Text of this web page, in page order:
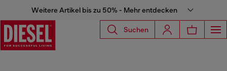
Weitere Artikel bis zu 50% - Mehr entdecken
Suchen